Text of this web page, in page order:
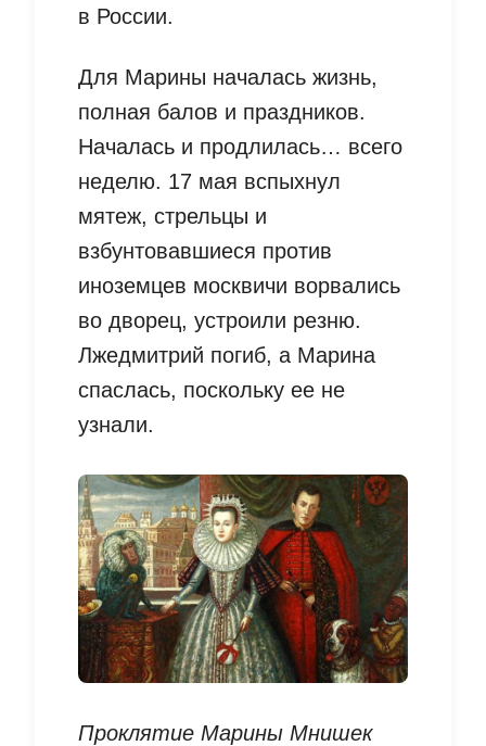
в России.
Для Марины началась жизнь,
полная балов и праздников.
Началась и продлилась… всего
неделю. 17 мая вспыхнул
мятеж, стрельцы и
взбунтовавшиеся против
иноземцев москвичи ворвались
во дворец, устроили резню.
Лжедмитрий погиб, а Марина
спаслась, поскольку ее не
узнали.
Проклятие Марины Мнишек